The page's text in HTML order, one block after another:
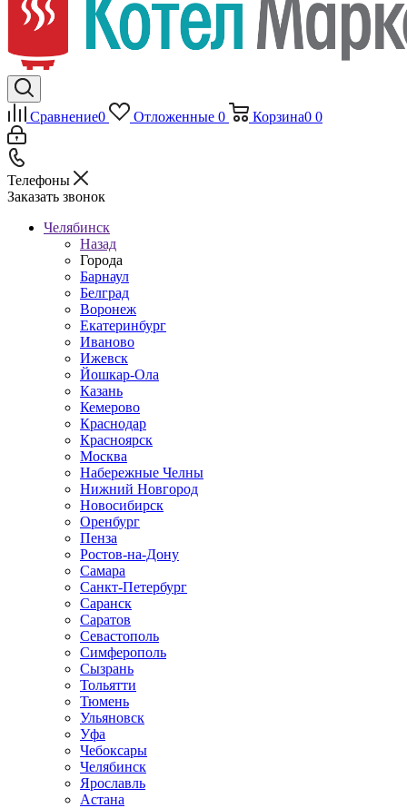
Сравнение0 Отложенные 0 Корзина0 0
Телефоны
Заказать звонок
Челябинск
Назад
Города
Барнаул
Белград
Воронеж
Екатеринбург
Иваново
Ижевск
Йошкар-Ола
Казань
Кемерово
Краснодар
Красноярск
Москва
Набережные Челны
Нижний Новгород
Новосибирск
Оренбург
Пенза
Ростов-на-Дону
Самара
Санкт-Петербург
Саранск
Саратов
Севастополь
Симферополь
Сызрань
Тольятти
Тюмень
Ульяновск
Уфа
Чебоксары
Челябинск
Ярославль
Астана